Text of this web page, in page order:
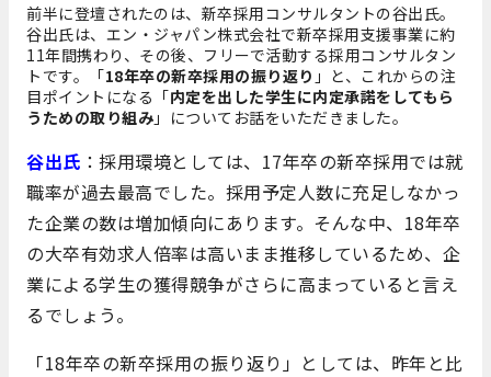
前半に登壇されたのは、新卒採用コンサルタントの谷出氏。
谷出氏は、エン・ジャパン株式会社で新卒採用支援事業に約
11年間携わり、その後、フリーで活動する採用コンサルタン
トです。「18年卒の新卒採用の振り返り 」と、これからの注
目ポイントになる「内定を出した学生に内定承諾をしてもら
うための取り組み 」についてお話をいただきました。
谷出氏 ：採用環境としては、17年卒の新卒採用では就
職率が過去最高でした。採用予定人数に充足しなかっ
た企業の数は増加傾向にあります。そんな中、18年卒
の大卒有効求人倍率は高いまま推移しているため、企
業による学生の獲得競争がさらに高まっていると言え
るでしょう。
「18年卒の新卒採用の振り返り」としては、昨年と比